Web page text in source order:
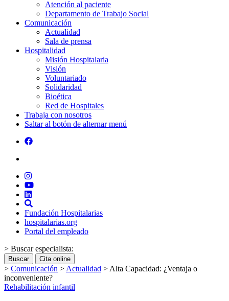
Atención al paciente
Departamento de Trabajo Social
Comunicación
Actualidad
Sala de prensa
Hospitalidad
Misión Hospitalaria
Visión
Voluntariado
Solidaridad
Bioética
Red de Hospitales
Trabaja con nosotros
Saltar al botón de alternar menú
Fundación Hospitalarias
hospitalarias.org
Portal del empleado
> Buscar especialista:
Buscar Cita online
> Comunicación > Actualidad > Alta Capacidad: ¿Ventaja o
inconveniente?
Rehabilitación infantil